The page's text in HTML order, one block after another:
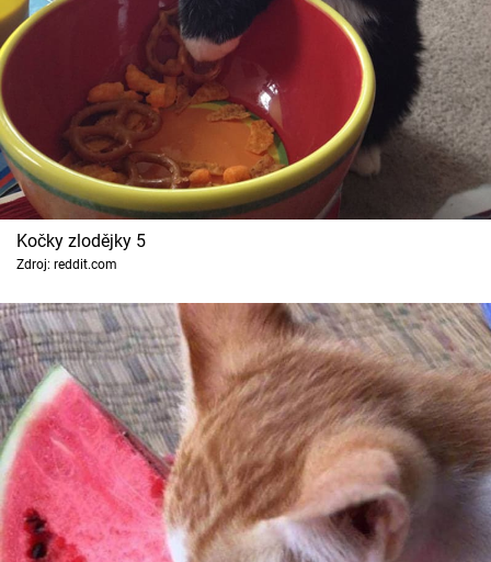
Kočky zlodějky 5
Zdroj: reddit.com